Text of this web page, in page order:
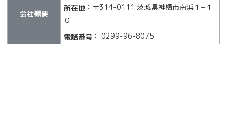
会社概要
所在地：〒314-0111 茨城県神栖市南浜１−１
０
電話番号： 0299-96-8075